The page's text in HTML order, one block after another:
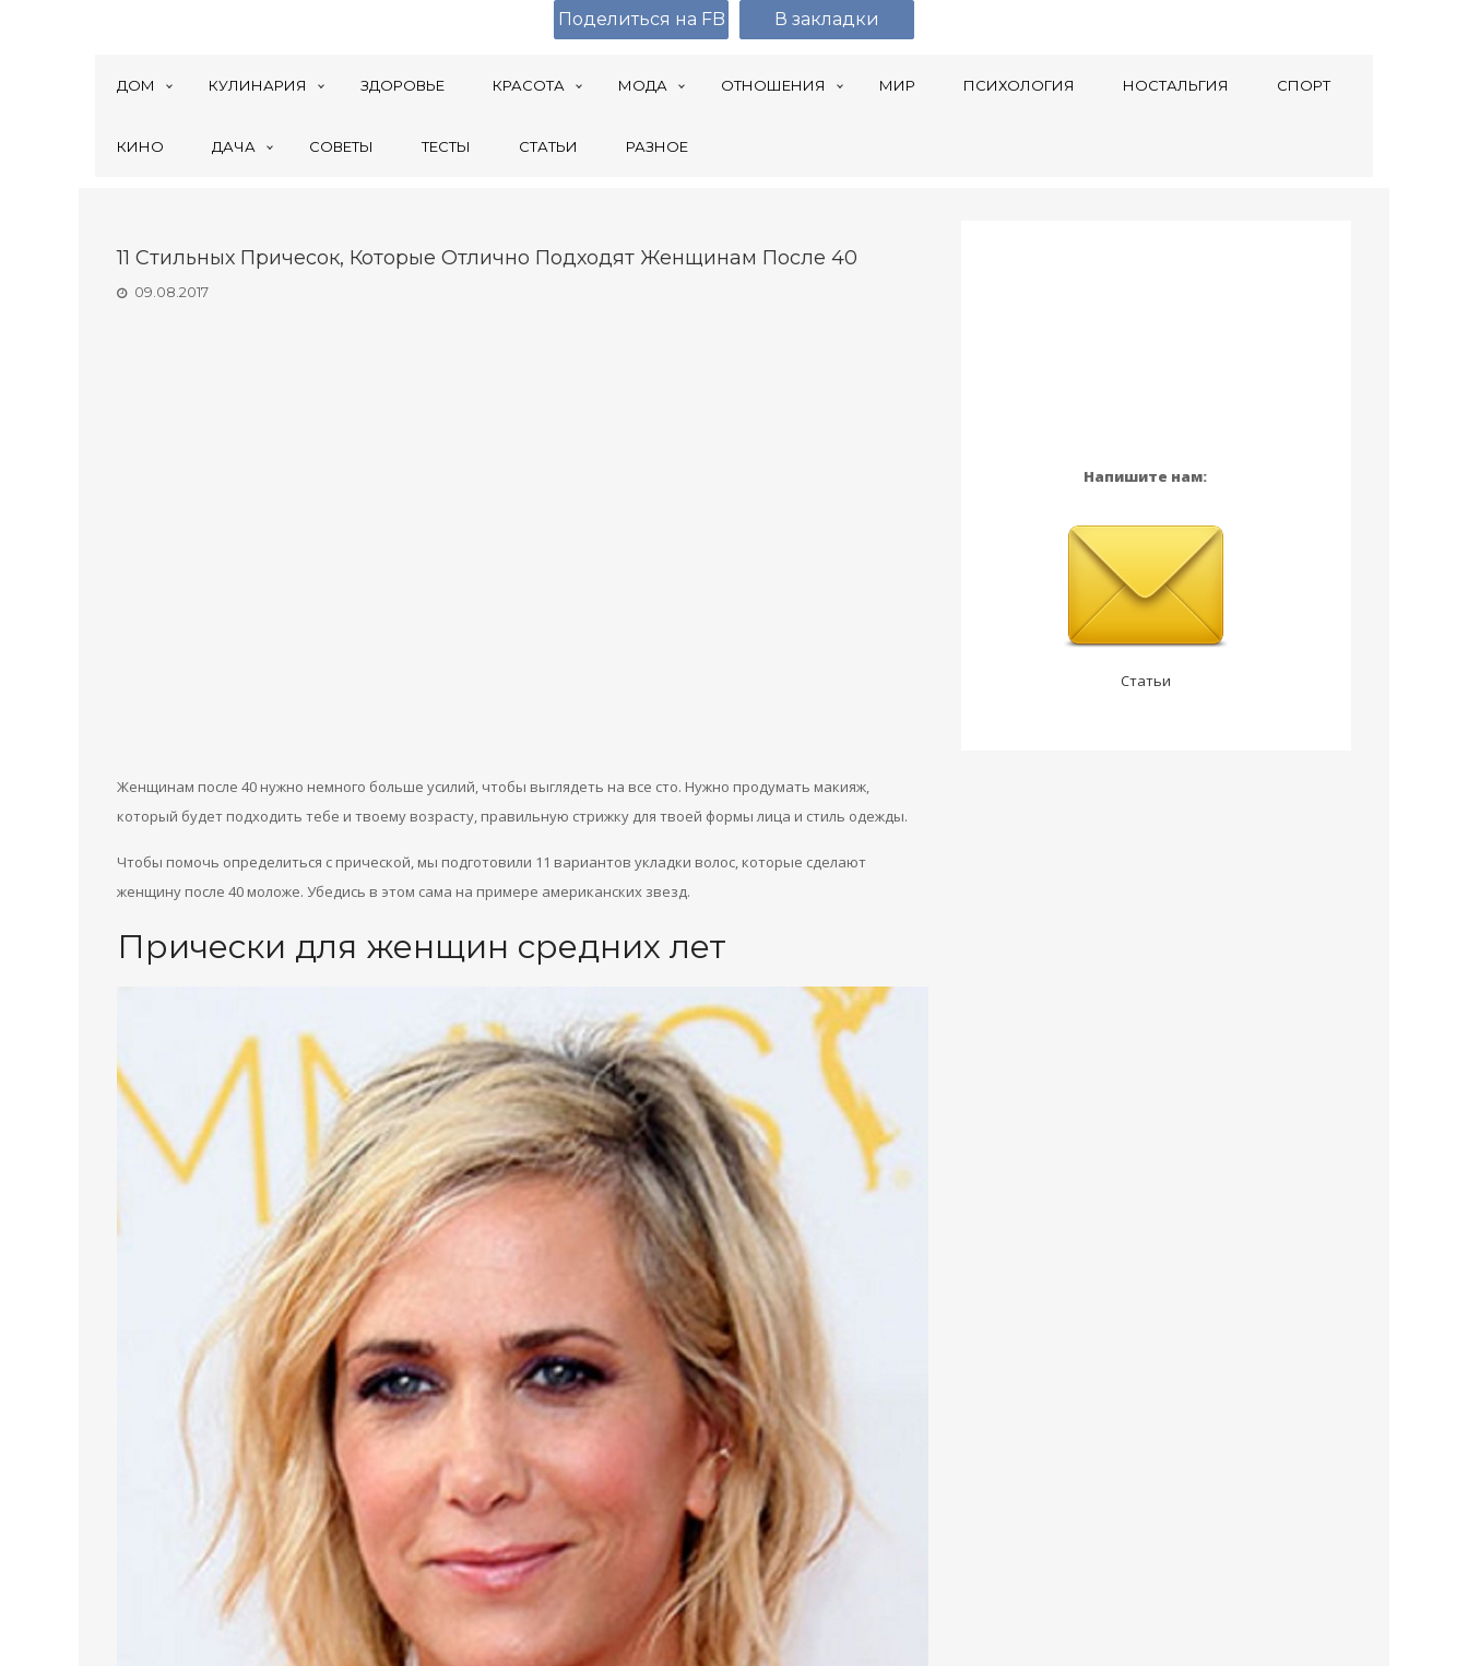
ДОМ КУЛИНАРИЯ ЗДОРОВЬЕ КРАСОТА МОДА ОТНОШЕНИЯ МИР ПСИХОЛОГИЯ НОСТАЛЬГИЯ СПОРТ
КИНО ДАЧА СОВЕТЫ ТЕСТЫ СТАТЬИ РАЗНОЕ
11 Стильных Причесок, Которые Отлично Подходят Женщинам После 40
09.08.2017
Женщинам после 40 нужно немного больше усилий, чтобы выглядеть на все сто. Нужно продумать макияж,
который будет подходить тебе и твоему возрасту, правильную стрижку для твоей формы лица и стиль одежды.
Чтобы помочь определиться с прической, мы подготовили 11 вариантов укладки волос, которые сделают
женщину после 40 моложе. Убедись в этом сама на примере американских звезд.
Прически для женщин средних лет
Напишите нам:
Статьи
Поделиться на FB В закладки